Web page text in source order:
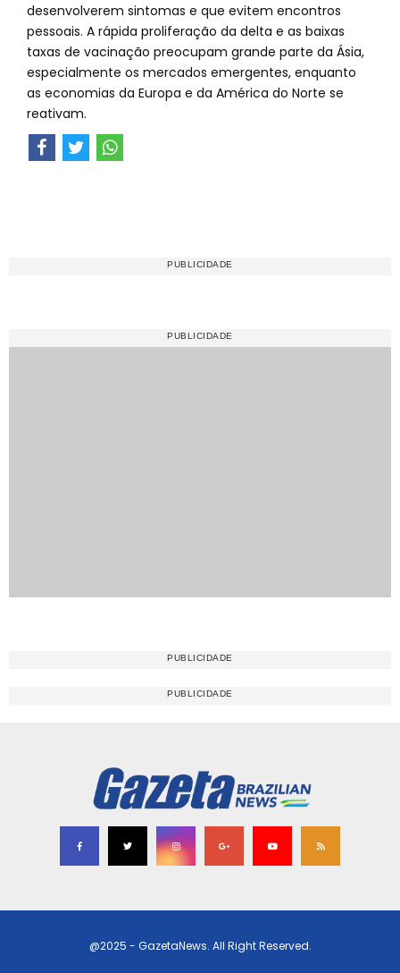
desenvolverem sintomas e que evitem encontros
pessoais. A rápida proliferação da delta e as baixas
taxas de vacinação preocupam grande parte da Ásia,
especialmente os mercados emergentes, enquanto
as economias da Europa e da América do Norte se
reativam.
@2025 - GazetaNews. All Right Reserved.